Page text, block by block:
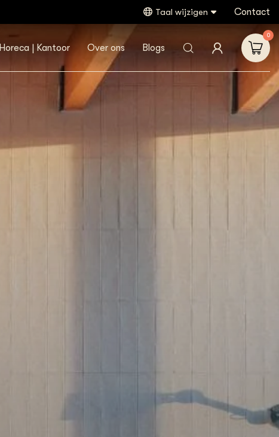
Taal wijzigen Contact
Horeca | Kantoor Over ons Blogs
0